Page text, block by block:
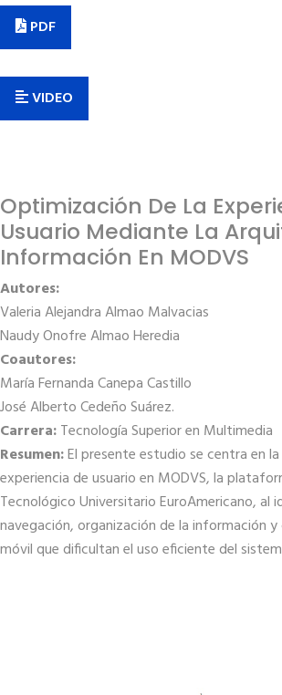
PDF
VIDEO
Optimización De La
Usuario Mediante La
Información En MODVS
Autores:
Valeria Alejandra Almao Malvacias
Naudy Onofre Almao Heredia
Coautores:
María Fernanda Canepa Castillo
José Alberto Cedeño Suárez.
Carrera:Tecnología Superior en Multimedia
Resumen:El presente estudio se centra en
experiencia de usuario en MODVS, la
Tecnológico Universitario EuroAmericano, al
navegación, organización de la información
móvil que dificultan el uso eficiente del